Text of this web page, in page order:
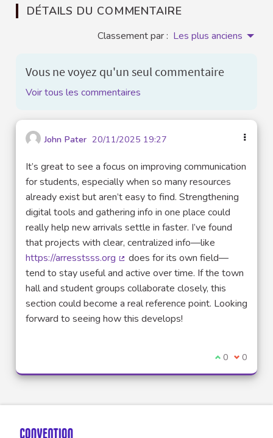
DÉTAILS DU COMMENTAIRE
Classement par : Les plus anciens
Vous ne voyez qu'un seul commentaire
Voir tous les commentaires
John Pater 20/11/2025 19:27
It’s great to see a focus on improving communication
for students, especially when so many resources
already exist but aren’t easy to find. Strengthening
digital tools and gathering info in one place could
really help new arrivals settle in faster. I’ve found
that projects with clear, centralized info—like
https://arresstsss.org
(Lien externe)
does for its own field—
tend to stay useful and active over time. If the town
hall and student groups collaborate closely, this
section could become a real reference point. Looking
forward to seeing how this develops!
Je suis
0 Je ne
0